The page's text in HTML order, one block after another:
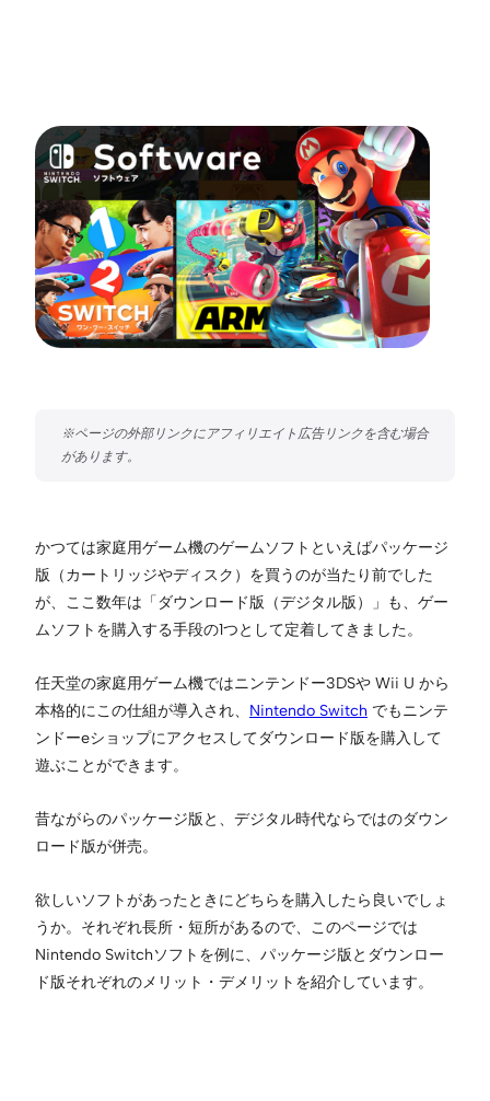
かつては家庭用ゲーム機のゲームソフトといえばパッケージ
版（カートリッジやディスク）を買うのが当たり前でした
が、ここ数年は「ダウンロード版（デジタル版）」も、ゲー
ムソフトを購入する手段の1つとして定着してきました。
任天堂の家庭用ゲーム機ではニンテンドー3DSや Wii U から
本格的にこの仕組が導入され、 Nintendo Switch でもニンテ
ンドーeショップにアクセスしてダウンロード版を購入して
遊ぶことができます。
昔ながらのパッケージ版と、デジタル時代ならではのダウン
ロード版が併売。
欲しいソフトがあったときにどちらを購入したら良いでしょ
うか。それぞれ長所・短所があるので、このページでは
Nintendo Switchソフトを例に、パッケージ版とダウンロー
ド版それぞれのメリット・デメリットを紹介しています。